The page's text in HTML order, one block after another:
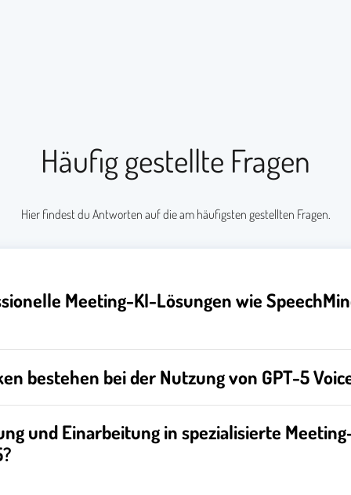
Häufig gestellte Fragen
Hier findest du Antworten auf die am häufigsten gestellten Fragen.
Meeting-KI-Lösungen wie
bestehen bei der Nutzung von GPT-5
und Einarbeitung in spezialisierte